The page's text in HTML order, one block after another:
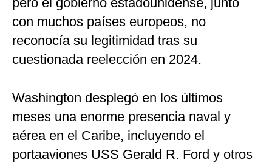
con muchos países europeos, no
reconocía su legitimidad tras su
cuestionada reelección en 2024.
Washington desplegó en los últimos
meses una enorme presencia naval y
aérea en el Caribe, incluyendo el
portaaviones USS Gerald R. Ford y otros